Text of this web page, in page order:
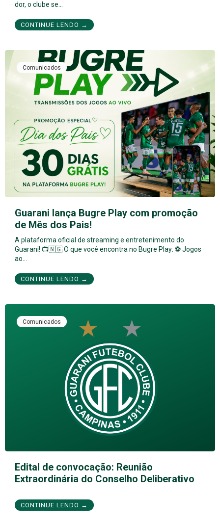
dor, o clube se…
CONTINUE LENDO →
Comunicados
Guarani lança Bugre Play com promoção
de Mês dos Pais!
A plataforma oficial de streaming e entretenimento do
Guarani! 📺🇳🇬 O que você encontra no Bugre Play: ⚽ Jogos
ao…
CONTINUE LENDO →
Comunicados
Edital de convocação: Reunião
Extraordinária do Conselho Deliberativo
CONTINUE LENDO →